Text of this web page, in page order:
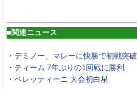
■関連ニュース
・デミノー、マレーに快勝で初戦突破
・ティーム 7年ぶりの1回戦に勝利
・ベレッティーニ 大会初白星